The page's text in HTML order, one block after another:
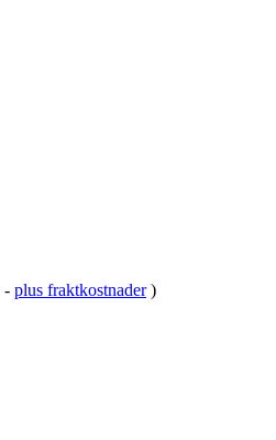
- plus fraktkostnader )